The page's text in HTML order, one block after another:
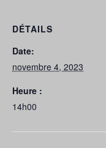
DÉTAILS
Date:
novembre 4, 2023
Heure :
14h00